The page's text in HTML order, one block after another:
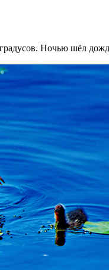
Ночью шёл